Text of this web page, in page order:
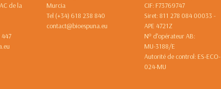
de la
Murcia
Tel (+34) 618 238 840
contact@bioespuna.eu
CIF: F73769747
Siret: 811 278 084 00033 -
APE 4721Z
Nº d’opérateur AB:
MU-3188/E
Autorité de control: ES-ECO-
024-MU